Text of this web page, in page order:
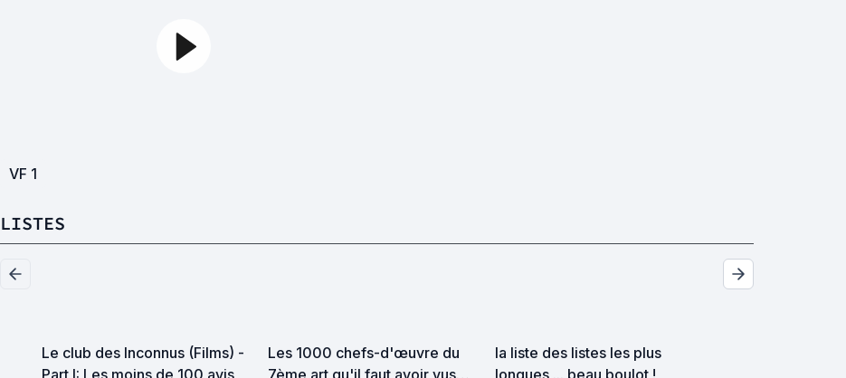
VF 1
LISTES
Le club des Inconnus (Films) -
Part I: Les moins de 100 avis
Les 1000 chefs-d'œuvre du
7ème art qu'il faut avoir vus
la liste des listes les plus
longues ... beau boulot !